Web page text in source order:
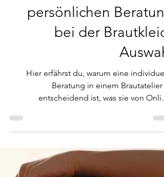
Die Bedeutung
persönlichen
bei der
Hier erfährst du, warum eine
dein Traumkleid zu